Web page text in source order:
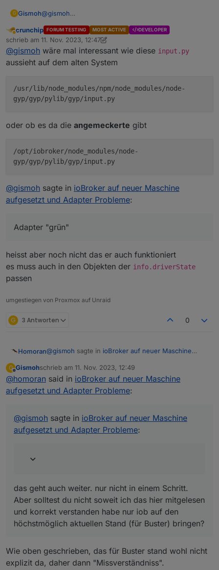
Daher würde ich mal da ansetzen und etwas tiefer
löschen und neu installieren, möglicherweise liegt da
schon ein "unentdecktes" Problem vor.
wie weiter oben schon erwähnt, hatte ich den ble
upgedatet, sowie auch nodejs, irgendwann als ich
dann mit dem ble von v0.13.3 auf die 0.13.4 gehen
wollte, kam es zum selbigen Fehler
npm ERR!     build_file_contents =
npm ERR!
npm ERR! ValueError: invalid mode: 'rU'
daher denk ich, ist eventuell auf deinem alten System
schon was faul
G Gismoh@gismoh
"grün"). (Auf dem Pi4)
Abwesend
crunchip FORUM TESTING MOST ACTIVE DEVELOPER
schrieb am 11. Nov. 2023, 12:47
zuletzt editiert von crunchip11. Nov. 2023, 13:50
@gismoh wäre mal interessant wie diese input.py
aussieht auf dem alten System
/usr/lib/node_modules/npm/node_modules/node-
gyp/gyp/pylib/gyp/input.py
oder ob es da die angemeckerte gibt
/opt/iobroker/node_modules/node-
gyp/gyp/pylib/gyp/input.py
@gismoh sagte in ioBroker auf neuer Maschine
aufgesetzt und Adapter Probleme:
Adapter "grün"
heisst aber noch nicht das er auch funktioniert
es muss auch in den Objekten der info.driverState
passen
umgestiegen von Proxmox auf Unraid
G 3 Antworten 0
Homoran@gismoh sagte in ioBroker auf neuer Maschine
Wie mir bekannt, kann man die Buster Version
bis zum Bullyseye bringen, danach geht es nur
mit neuinstallation von Bookworm.
das geht auch weiter. nur nicht in einem Schritt.
und korrekt verstanden habe nur iob auf den
höchstmöglich aktuellen Stand (für Buster) bringen?
Aber ist jetzt alles müßig.
auf welcher Version ist ble im backup?
auf dem neuen System zu 100% funktioniert.
Daher würde ich mal da ansetzen und etwas
tiefer rein schauen, vllt auf dem alten System
den ble löschen und neu installieren,
möglicherweise liegt da schon ein
ble auch laufen, anschließend irgendwann mal
das OS upgedatet, sowie auch nodejs,
G
Offline
Gismohschrieb am 11. Nov. 2023, 12:49
zuletzt editiert von
@homoran said in ioBroker auf neuer Maschine
aufgesetzt und Adapter Probleme:
@gismoh sagte in ioBroker auf neuer Maschine
aufgesetzt und Adapter Probleme:
das geht auch weiter. nur nicht in einem Schritt.
Aber solltest du nicht soweit ich das hier mitgelesen
und korrekt verstanden habe nur iob auf den
höchstmöglich aktuellen Stand (für Buster) bringen?
Wie oben geschrieben, das für Buster stand wohl nicht
explizit da, daher dann "Missverständniss".